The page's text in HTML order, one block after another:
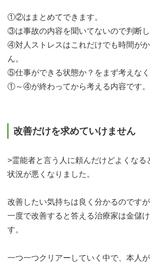
①②はまとめてできます。
③は事故の内容を聞いてないので判断し
④対人ストレスはこれだけでも時間が
ん。
⑤仕事ができる状態か？をまず考えなく
①～④が終わってから考える内容です。
改善だけを求めていけません
>霊能者と言う人に頼んだけどよくなる
状況が悪くなりました。
改善したい気持ちは良く分かるのです
一度で改善すると答える治療家は金儲
す。
一つ一つクリアーしていく中で、本人